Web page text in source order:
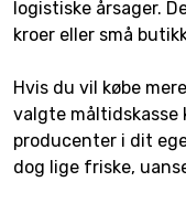
logistiske årsager.
kroer eller små
Hvis du vil købe
valgte måltidskasse
producenter i dit
dog lige friske,